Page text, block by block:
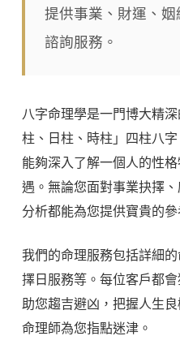
提供事業、財運、
諮詢服務。
八字命理學是一門博大精
柱、日柱、時柱」四柱八
能夠深入了解一個人的性
遇。無論您面對事業抉擇
分析都能為您提供寶貴的參
我們的命理服務包括詳細
擇日服務等。每位客戶都
助您趨吉避凶，把握人生
命理師為您指點迷津。